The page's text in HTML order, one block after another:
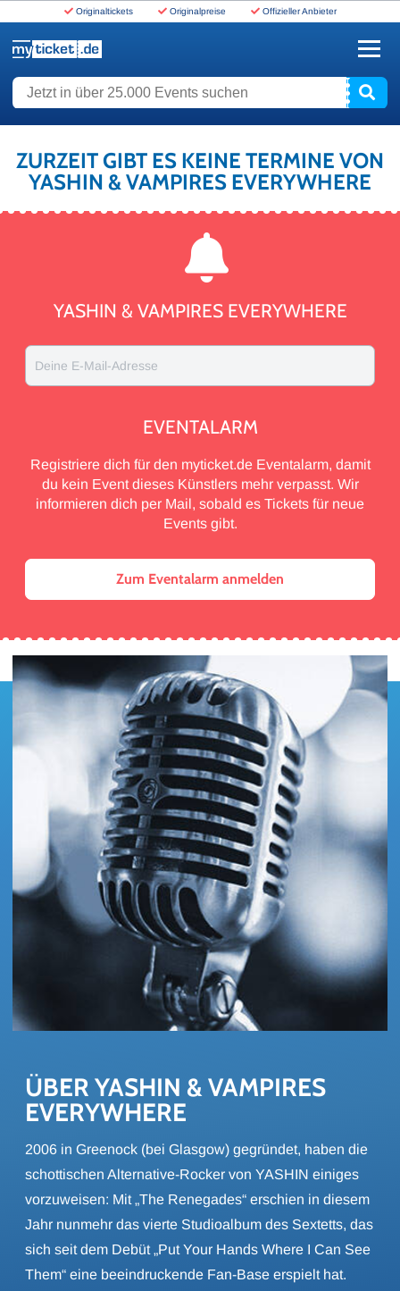
Originaltickets Originalpreise Offizieller Anbieter
Jetzt in über 25.000 Events suchen
ZURZEIT GIBT ES KEINE TERMINE VON
YASHIN & VAMPIRES EVERYWHERE
YASHIN & VAMPIRES EVERYWHERE
Deine E-Mail-Adresse
EVENTALARM
Registriere dich für den myticket.de Eventalarm, damit
du kein Event dieses Künstlers mehr verpasst. Wir
informieren dich per Mail, sobald es Tickets für neue
Events gibt.
Zum Eventalarm anmelden
ÜBER YA­SHIN & VAM­PI­RES
EVER­Y­WHE­RE
2006 in Greenock (bei Glasgow) gegründet, haben die
schottischen Alternative-Rocker von YASHIN einiges
vorzuweisen: Mit „The Renegades“ erschien in diesem
Jahr nunmehr das vierte Studioalbum des Sextetts, das
sich seit dem Debüt „Put Your Hands Where I Can See
Them“ eine beeindruckende Fan-Base erspielt hat.